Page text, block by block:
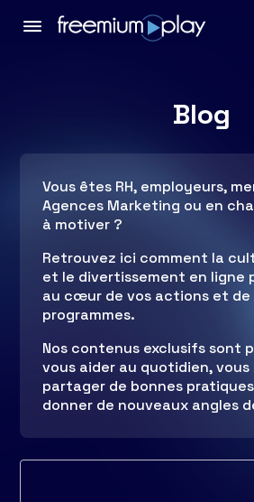
Blog
Vous êtes RH, employeurs,
Agences Marketing ou en
à motiver ?
Retrouvez ici comment la
et le divertissement en ligne
au cœur de vos actions et de
programmes.
Nos contenus exclusifs sont
vous aider au quotidien,
partager de bonnes
donner de nouveaux angles